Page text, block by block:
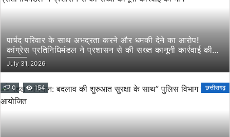
पार्षद परिवार के साथ अभद्रता करने और धमकी देने का आरोप!
कांग्रेस प्रतिनिधिमंडल ने प्रशासन से की सख्त कानूनी कार्रवाई की
मांग
July 31, 2026
0 154 छत्तीसगढ़